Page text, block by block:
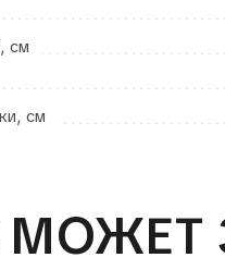
см
см
МОЖЕТ